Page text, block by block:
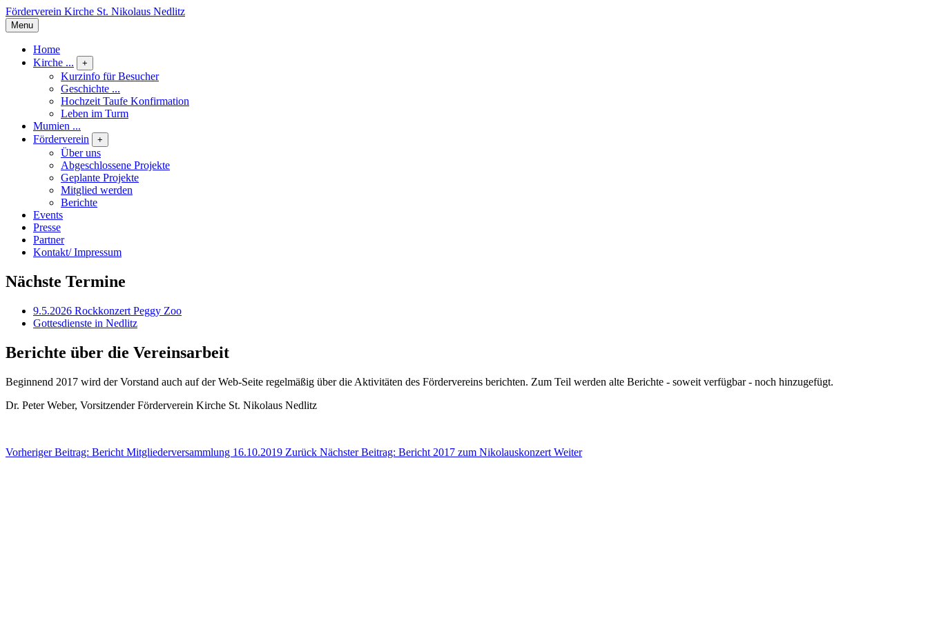
Förderverein Kirche St. Nikolaus Nedlitz
Menu
Home
Kirche ...
+
Kurzinfo für Besucher
Geschichte ...
Hochzeit Taufe Konfirmation
Leben im Turm
Mumien ...
Förderverein
+
Über uns
Abgeschlossene Projekte
Geplante Projekte
Mitglied werden
Berichte
Events
Presse
Partner
Kontakt/ Impressum
Nächste Termine
9.5.2026 Rockkonzert Peggy Zoo
Gottesdienste in Nedlitz
Berichte über die Vereinsarbeit
Beginnend 2017 wird der Vorstand auch auf der Web-Seite regelmäßig über die Aktivitäten des Fördervereins berichten. Zum Teil werden alte Berichte - soweit verfügbar - noch hinzugefügt.
Dr. Peter Weber, Vorsitzender Förderverein Kirche St. Nikolaus Nedlitz
Vorheriger Beitrag: Bericht Mitgliederversammlung 16.10.2019 Zurück Nächster Beitrag: Bericht 2017 zum Nikolauskonzert Weiter